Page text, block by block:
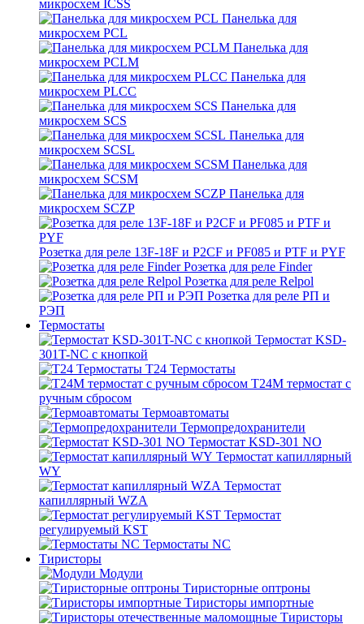
микросхем ICSS
Панелька для
микросхем PCL
Панелька для
микросхем PCLM
Панелька для
микросхем PLCC
Панелька для
микросхем SCS
Панелька для
микросхем SCSL
Панелька для
микросхем SCSM
Панелька для
микросхем SCZP
Розетка для реле 13F-18F и P2CF и PF085 и PTF и PYF
Розетка для реле Finder
Розетка для реле Relpol
Розетка для реле РП и
РЭП
Термостаты
Термостат KSD-
301T-NC с кнопкой
T24 Термостаты
T24M термостат с
ручным сбросом
Термоавтоматы
Термопредохранители
Термостат KSD-301 NO
Термостат капиллярный
WY
Термостат
капиллярный WZA
Термостат
регулируемый KST
Термостаты NC
Тиристоры
Модули
Тиристорные оптроны
Тиристоры импортные
Тиристоры